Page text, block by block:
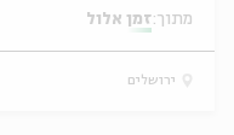
מתוך:זמן אלול
ירושלים